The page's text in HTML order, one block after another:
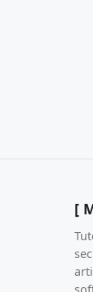
[